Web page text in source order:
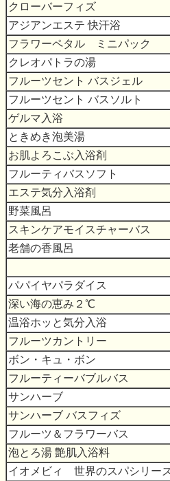
クローバーフィズ
アジアンエステ 快汗浴
フラワーペタル ミニパック
クレオパトラの湯
フルーツセント バスジェル
フルーツセント バスソルト
ゲルマ入浴
ときめき泡美湯
お肌よろこぶ入浴剤
フルーティバスソフト
エステ気分入浴剤
野菜風呂
スキンケアモイスチャーバス
老舗の香風呂
パパイヤパラダイス
深い海の恵み２℃
温浴ホッと気分入浴
フルーツカントリー
ボン・キュ・ボン
フルーティーバブルバス
サンハーブ
サンハーブ バスフィズ
フルーツ＆フラワーバス
泡とろ湯 艶肌入浴料
イオメビィ 世界のスパシリー